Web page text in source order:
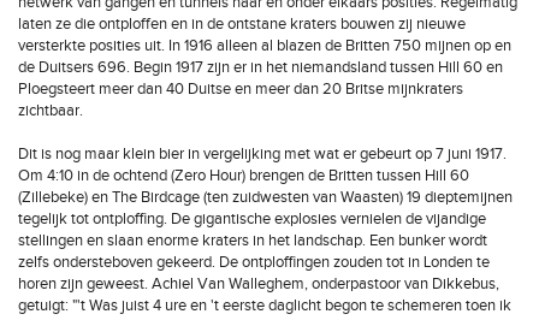
laten ze die ontploffen en in de ontstane kraters bouwen zij nieuwe
versterkte posities uit. In 1916 alleen al blazen de Britten 750 mijnen op en
de Duitsers 696. Begin 1917 zijn er in het niemandsland tussen Hill 60 en
Ploegsteert meer dan 40 Duitse en meer dan 20 Britse mijnkraters
zichtbaar.
Dit is nog maar klein bier in vergelijking met wat er gebeurt op 7 juni 1917.
Om 4:10 in de ochtend (Zero Hour) brengen de Britten tussen Hill 60
(Zillebeke) en The Birdcage (ten zuidwesten van Waasten) 19 dieptemijnen
tegelijk tot ontploffing. De gigantische explosies vernielen de vijandige
stellingen en slaan enorme kraters in het landschap. Een bunker wordt
zelfs ondersteboven gekeerd. De ontploffingen zouden tot in Londen te
horen zijn geweest. Achiel Van Walleghem, onderpastoor van Dikkebus,
getuigt: "'t Was juist 4 ure en 't eerste daglicht begon te schemeren toen ik